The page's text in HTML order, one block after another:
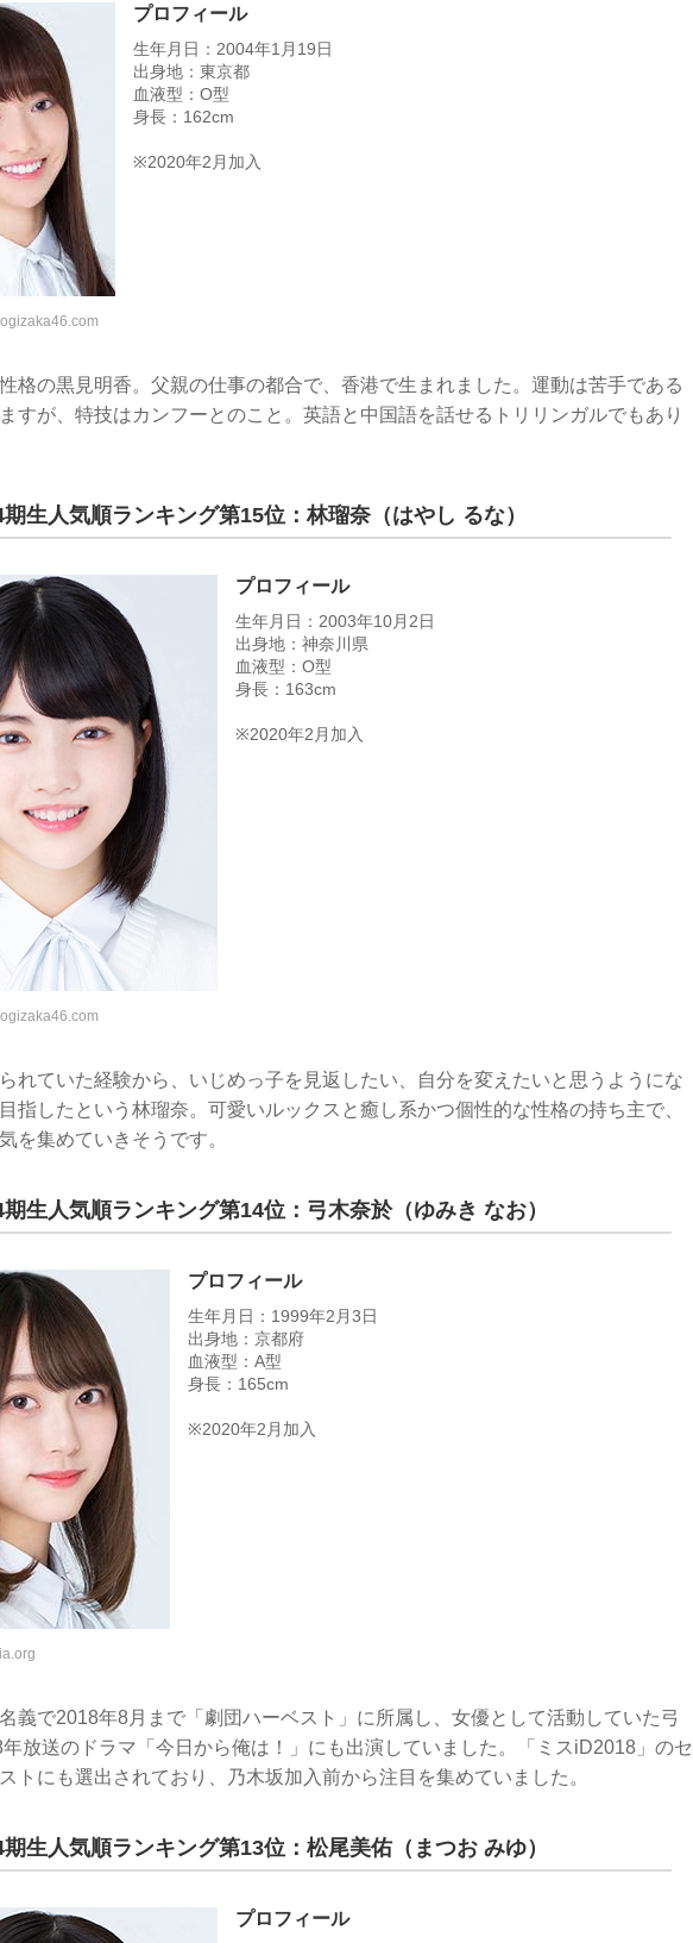
プロフィール
生年月日：2004年1月19日
出身地：東京都
血液型：O型
身長：162cm
※2020年2月加入
格の黒見明香。父親の仕事の都合で、香港で生まれました。運動は苦手である
すが、特技はカンフーとのこと。英語と中国語を話せるトリリンガルでもあり
生人気順ランキング第15位：林瑠奈（はやし るな）
プロフィール
生年月日：2003年10月2日
出身地：神奈川県
血液型：O型
身長：163cm
※2020年2月加入
れていた経験から、いじめっ子を見返したい、自分を変えたいと思うようにな
指したという林瑠奈。可愛いルックスと癒し系かつ個性的な性格の持ち主で、
を集めていきそうです。
生人気順ランキング第14位：弓木奈於（ゆみき なお）
プロフィール
生年月日：1999年2月3日
出身地：京都府
血液型：A型
身長：165cm
※2020年2月加入
名義で2018年8月まで「劇団ハーベスト」に所属し、女優として活動していた弓
放送のドラマ「今日から俺は！」にも出演していました。「ミスiD2018」のセ
トにも選出されており、乃木坂加入前から注目を集めていました。
生人気順ランキング第13位：松尾美佑（まつお みゆ）
プロフィール